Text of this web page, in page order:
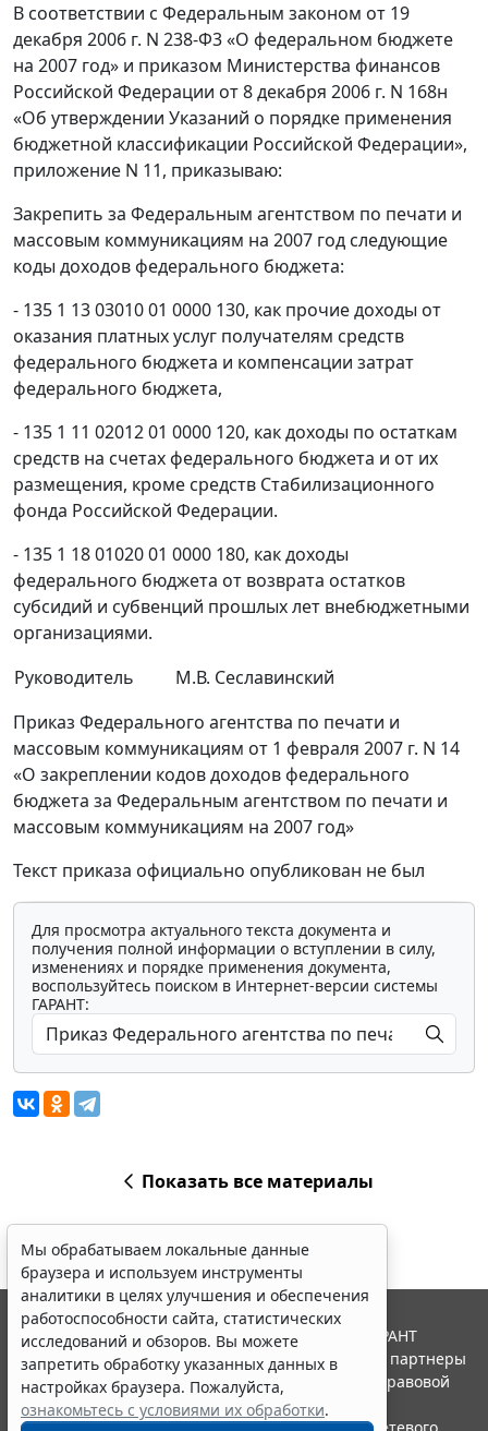
В соответствии с Федеральным законом от 19
декабря 2006 г. N 238-Ф3 «О федеральном бюджете
на 2007 год» и приказом Министерства финансов
Российской Федерации от 8 декабря 2006 г. N 168н
«Об утверждении Указаний о порядке применения
бюджетной классификации Российской Федерации»,
приложение N 11, приказываю:
Закрепить за Федеральным агентством по печати и
массовым коммуникациям на 2007 год следующие
коды доходов федерального бюджета:
- 135 1 13 03010 01 0000 130, как прочие доходы от
оказания платных услуг получателям средств
федерального бюджета и компенсации затрат
федерального бюджета,
- 135 1 11 02012 01 0000 120, как доходы по остаткам
средств на счетах федерального бюджета и от их
размещения, кроме средств Стабилизационного
фонда Российской Федерации.
- 135 1 18 01020 01 0000 180, как доходы
федерального бюджета от возврата остатков
субсидий и субвенций прошлых лет внебюджетными
организациями.
Руководитель
М.В. Сеславинский
Приказ Федерального агентства по печати и
массовым коммуникациям от 1 февраля 2007 г. N 14
«О закреплении кодов доходов федерального
бюджета за Федеральным агентством по печати и
массовым коммуникациям на 2007 год»
Текст приказа официально опубликован не был
Для просмотра актуального текста документа и
получения полной информации о вступлении в силу,
изменениях и порядке применения документа,
воспользуйтесь поиском в Интернет-версии системы
ГАРАНТ:
Показать все материалы
Мы обрабатываем локальные данные
браузера и используем инструменты
аналитики в целях улучшения и обеспечения
работоспособности сайта, статистических
исследований и обзоров. Вы можете
запретить обработку указанных данных в
настройках браузера. Пожалуйста,
ознакомьтесь с условиями их обработки.
© ООО "НПП "ГАРАНТ-СЕРВИС", 2026. Система ГАРАНТ
выпускается с 1990 года. Компания "Гарант" и ее партнеры
являются участниками Российской ассоциации правовой
информации ГАРАНТ.